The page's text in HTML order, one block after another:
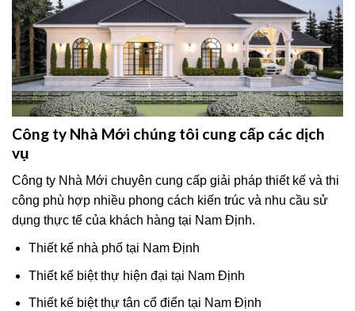
Công ty Nhà Mới chúng tôi cung cấp các dịch
vụ
Công ty Nhà Mới chuyên cung cấp giải pháp thiết kế và thi
công phù hợp nhiều phong cách kiến trúc và nhu cầu sử
dụng thực tế của khách hàng tại Nam Định.
Thiết kế nhà phố tại Nam Định
Thiết kế biệt thự hiện đại tại Nam Định
Thiết kế biệt thự tân cổ điển tại Nam Định